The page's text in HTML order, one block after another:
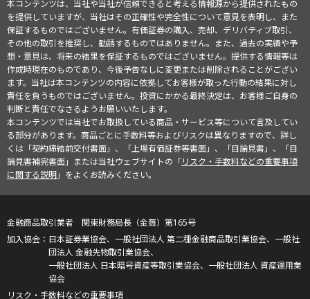
本コンテンツは、当社や当社が信頼できると考える情報源から提供されたもの
を提供していますが、当社はその正確性や完全性について意見を表明し、また
保証するものではございません。有価証券の購入、売却、デリバティブ取引、
その他の取引を推奨し、勧誘するものではありません。また、過去の実績や予
想・意見は、将来の結果を保証するものではございません。提供する情報等は
作成時現在のものであり、今後予告なしに変更または削除されることがござい
ます。当社は本コンテンツの内容に依拠してお客様が取った行動の結果に対し
責任を負うものではございません。投資にかかる最終決定は、お客様ご自身の
判断と責任でなさるようお願いいたします。
本コンテンツでは当社でお取扱している商品・サービス等について言及してい
る部分があります。商品ごとに手数料等およびリスクは異なりますので、詳し
くは「契約締結前交付書面」、「上場有価証券等書面」、「目論見書」、「目
論見書補完書面」または当社ウェブサイトの「リスク・手数料などの重要事項
に関する説明」をよくお読みください。
金融商品取引業者 関東財務局長（金商）第165号
日本証券業協会、一般社団法人 第二種金融商品取引業協会、一般社
団法人 金融先物取引業協会、
一般社団法人 日本暗号資産等取引業協会、一般社団法人 資産運用業
協会
リスク・手数料などの重要事項